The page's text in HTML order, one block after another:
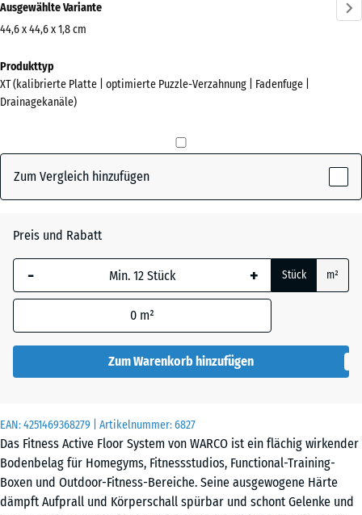
EAN:4251469368279 | Artikelnummer:6827
Das Fitness Active Floor System von WARCO ist ein flächig wirkender
Bodenbelag für Homegyms, Fitnessstudios, Functional-Training-
Boxen und Outdoor-Fitness-Bereiche. Seine ausgewogene Härte
dämpft Aufprall und Körperschall spürbar und schont Gelenke und
Informationen
zu
Farben?
Farbpalette
Feuersglut(active)
Dunkelgrauer
Granit
Englischer
Grauer
Granit
Ausgewählte Variante
44,6 x 44,6 x 1,8 cm
Abmessungen
für
den
x
485
mm
Die gewählte, blau
umrandete
Abmessung wird
anders angegeben)
für die
verwendet.
44,6
x
44,6
x
Produkttyp
XT (kalibrierte Platte | optimierte Puzzle-Verzahnung | Fadenfuge |
Drainagekanäle)
Zum Vergleich hinzufügen
Preis und Rabatt
- + Stück m²
0 m²
Zum Warenkorb hinzufügen